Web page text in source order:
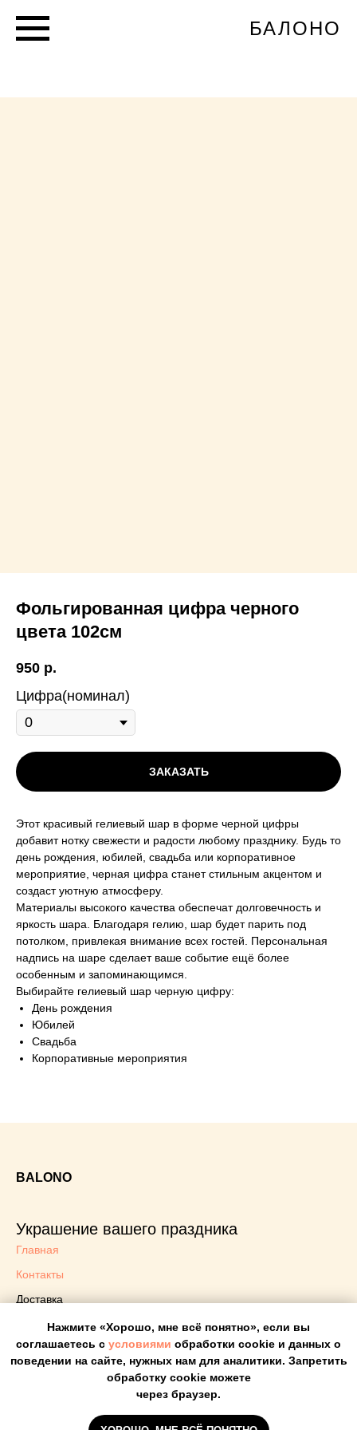
БАЛОНО
Фольгированная цифра черного
цвета 102см
950 р.
Цифра(номинал)
ЗАКАЗАТЬ
Этот красивый гелиевый шар в форме черной цифры
добавит нотку свежести и радости любому празднику. Будь то
день рождения, юбилей, свадьба или корпоративное
мероприятие, черная цифра станет стильным акцентом и
создаст уютную атмосферу.
Материалы высокого качества обеспечат долговечность и
яркость шара. Благодаря гелию, шар будет парить под
потолком, привлекая внимание всех гостей. Персональная
надпись на шаре сделает ваше событие ещё более
особенным и запоминающимся.
Выбирайте гелиевый шар черную цифру:
День рождения
Юбилей
Свадьба
Корпоративные мероприятия
Нажмите «Хорошо, мне всё понятно», если вы
соглашаетесь с условиями обработки cookie и данных о
поведении на сайте, нужных нам для аналитики. Запретить
обработку cookie можете
через браузер.
BALONO
Украшение вашего праздника
Главная
Контакты
Доставка
Политика конфиденциальности